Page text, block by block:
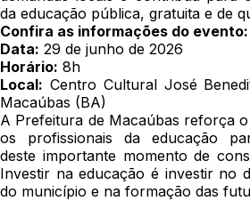
da educação pública, gratuita e de
Confira as informações do evento:
Data: 29 de junho de 2026
Horário: 8h
Local: Centro Cultural José
Macaúbas (BA)
A Prefeitura de Macaúbas reforça
os profissionais da educação
deste importante momento de
Investir na educação é investir no
do município e na formação das